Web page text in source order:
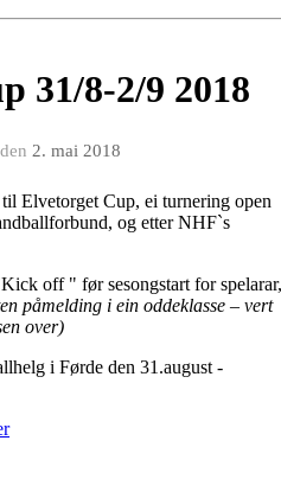
31/8-2/9 2018
den 2. mai 2018
Elvetorget Cup, ei turnering open
og etter NHF`s
off " før sesongstart for spelarar,
påmelding i ein oddeklasse – vert
over)
i Førde den 31.august -